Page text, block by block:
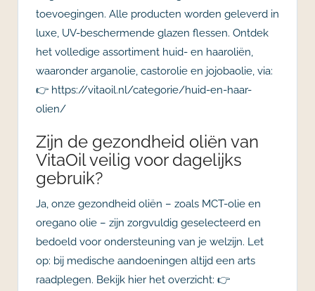
toevoegingen. Alle producten worden geleverd in
luxe, UV-beschermende glazen flessen. Ontdek
het volledige assortiment huid- en haaroliën,
waaronder arganolie, castorolie en jojobaolie, via:
👉 https://vitaoil.nl/categorie/huid-en-haar-
olien/
Zijn de gezondheid oliën van
VitaOil veilig voor dagelijks
gebruik?
Ja, onze gezondheid oliën – zoals MCT-olie en
oregano olie – zijn zorgvuldig geselecteerd en
bedoeld voor ondersteuning van je welzijn. Let
op: bij medische aandoeningen altijd een arts
raadplegen. Bekijk hier het overzicht: 👉